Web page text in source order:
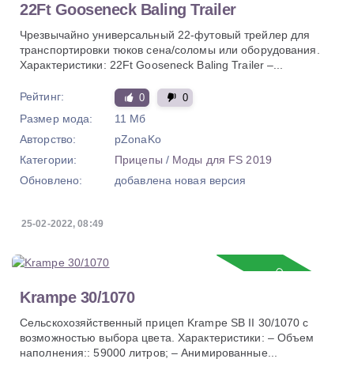
22Ft Gooseneck Baling Trailer
Чрезвычайно универсальный 22-футовый трейлер для
транспортировки тюков сена/соломы или оборудования.
Характеристики: 22Ft Gooseneck Baling Trailer –...
Рейтинг: 0 0
Размер мода:
11 Мб
Авторство:
pZonaKo
Категории:
Прицепы / Моды для FS 2019
Обновлено:
добавлена новая версия
25-02-2022, 08:49
Krampe 30/1070
Сельскохозяйственный прицеп Krampe SB II 30/1070 с
возможностью выбора цвета. Характеристики: – Объем
наполнения:: 59000 литров; – Анимированные...